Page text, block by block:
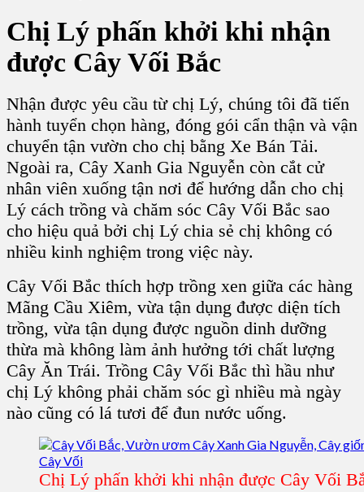
Chị Lý phấn khởi khi nhận
được Cây Vối Bắc
Nhận được yêu cầu từ chị Lý, chúng tôi đã tiến
hành tuyển chọn hàng, đóng gói cẩn thận và vận
chuyển tận vườn cho chị bằng Xe Bán Tải.
Ngoài ra, Cây Xanh Gia Nguyễn còn cắt cử
nhân viên xuống tận nơi để hướng dẫn cho chị
Lý cách trồng và chăm sóc Cây Vối Bắc sao
cho hiệu quả bởi chị Lý chia sẻ chị không có
nhiều kinh nghiệm trong việc này.
Cây Vối Bắc thích hợp trồng xen giữa các hàng
Mãng Cầu Xiêm, vừa tận dụng được diện tích
trồng, vừa tận dụng được nguồn dinh dưỡng
thừa mà không làm ảnh hưởng tới chất lượng
Cây Ăn Trái. Trồng Cây Vối Bắc thì hầu như
chị Lý không phải chăm sóc gì nhiều mà ngày
nào cũng có lá tươi để đun nước uống.
Chị Lý phấn khởi khi nhận được Cây Vối